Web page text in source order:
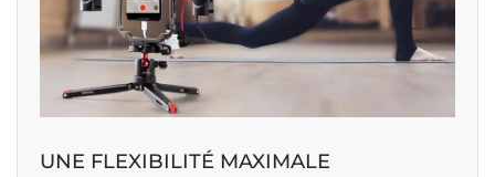
UNE FLEXIBILITÉ MAXIMALE